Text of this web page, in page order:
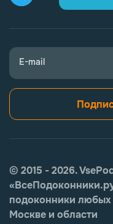
E-mail
© 2015 - 2026.
подоконники любых
Москве и области